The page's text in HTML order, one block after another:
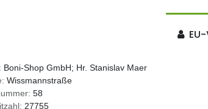
Boni-Shop GmbH; Hr. Stanislav Maer
Wissmannstraße
58
27755